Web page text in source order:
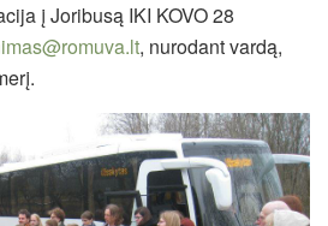
į Joribusą IKI KOVO 28
, nurodant vardą,